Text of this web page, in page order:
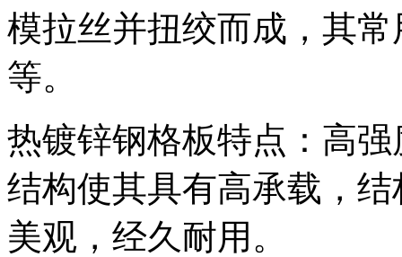
模拉丝并扭绞而成，其
等。
热镀锌钢格板特点：高
结构使其具有高承载，
美观，经久耐用。